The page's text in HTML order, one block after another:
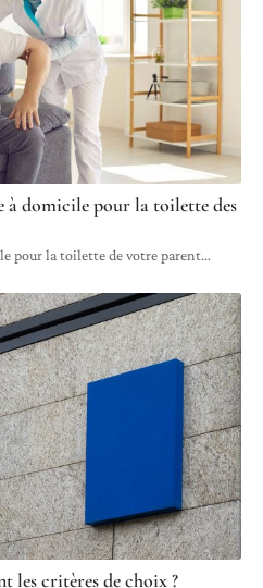
à domicile pour la toilette des
pour la toilette de votre parent…
les critères de choix ?